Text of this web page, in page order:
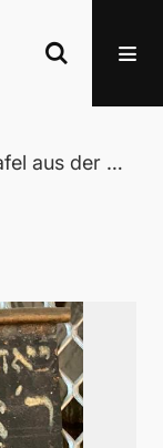
OJM_SYN_JZT_430: Jahrzeittafel aus der Wertheimer Synagoge in Eisenstadt